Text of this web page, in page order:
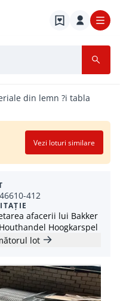
din lemn ?i tabla
Vezi loturi similare
412
afacerii lui Bakker
Hoogkarspel
lot